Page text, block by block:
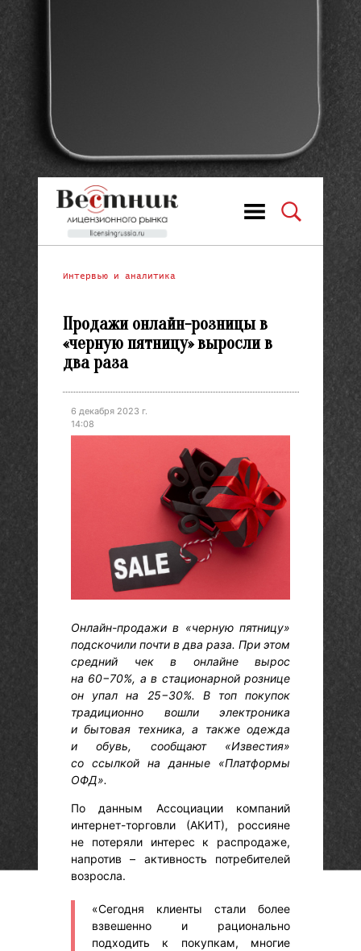
Интервью и аналитика
Продажи онлайн-розницы в
«черную пятницу» выросли в
два раза
6 декабря 2023 г.
14:08
Онлайн-продажи в «черную пятницу»
подскочили почти в два раза. При этом
средний чек в онлайне вырос
на 60−70%, а в стационарной рознице
он упал на 25−30%. В топ покупок
традиционно вошли электроника
и бытовая техника, а также одежда
и обувь, сообщают «Известия»
со ссылкой на данные «Платформы
ОФД».
По данным Ассоциации компаний
интернет-торговли (АКИТ), россияне
не потеряли интерес к распродаже,
напротив – активность потребителей
возросла.
«Сегодня клиенты стали более
взвешенно и рационально
подходить к покупкам, многие